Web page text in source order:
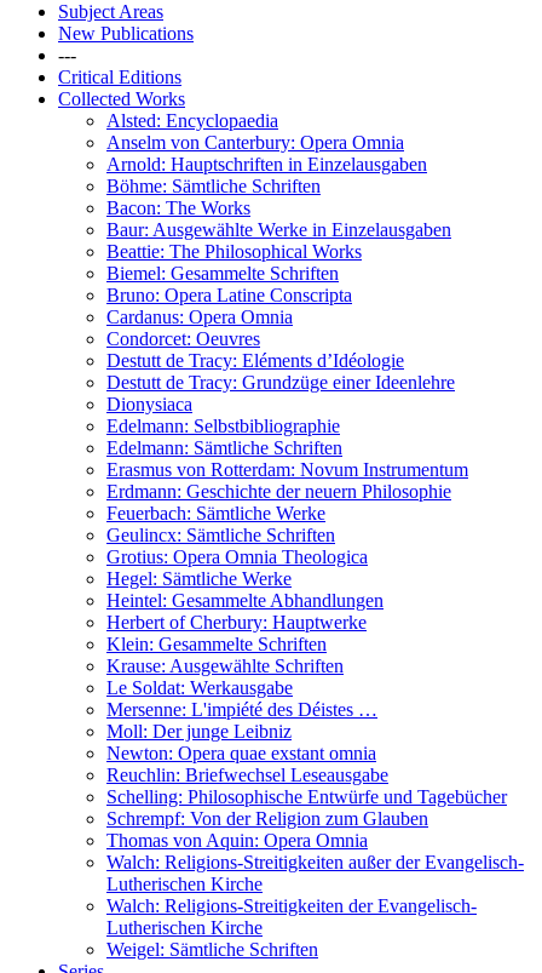
Subject Areas
New Publications
---
Critical Editions
Collected Works
Alsted: Encyclopaedia
Anselm von Canterbury: Opera Omnia
Arnold: Hauptschriften in Einzelausgaben
Böhme: Sämtliche Schriften
Bacon: The Works
Baur: Ausgewählte Werke in Einzelausgaben
Beattie: The Philosophical Works
Biemel: Gesammelte Schriften
Bruno: Opera Latine Conscripta
Cardanus: Opera Omnia
Condorcet: Oeuvres
Destutt de Tracy: Eléments d’Idéologie
Destutt de Tracy: Grundzüge einer Ideenlehre
Dionysiaca
Edelmann: Selbstbibliographie
Edelmann: Sämtliche Schriften
Erasmus von Rotterdam: Novum Instrumentum
Erdmann: Geschichte der neuern Philosophie
Feuerbach: Sämtliche Werke
Geulincx: Sämtliche Schriften
Grotius: Opera Omnia Theologica
Hegel: Sämtliche Werke
Heintel: Gesammelte Abhandlungen
Herbert of Cherbury: Hauptwerke
Klein: Gesammelte Schriften
Krause: Ausgewählte Schriften
Le Soldat: Werkausgabe
Mersenne: L'impiété des Déistes …
Moll: Der junge Leibniz
Newton: Opera quae exstant omnia
Reuchlin: Briefwechsel Leseausgabe
Schelling: Philosophische Entwürfe und Tagebücher
Schrempf: Von der Religion zum Glauben
Thomas von Aquin: Opera Omnia
Walch: Religions-Streitigkeiten außer der Evangelisch-
Lutherischen Kirche
Walch: Religions-Streitigkeiten der Evangelisch-
Lutherischen Kirche
Weigel: Sämtliche Schriften